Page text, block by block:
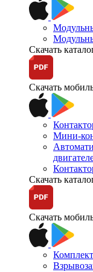
Скачать
Скачать
Мини-
Скачать
Скачать